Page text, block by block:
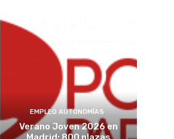
EMPLEO AUTONOMÍAS
Verano Joven 2026 en